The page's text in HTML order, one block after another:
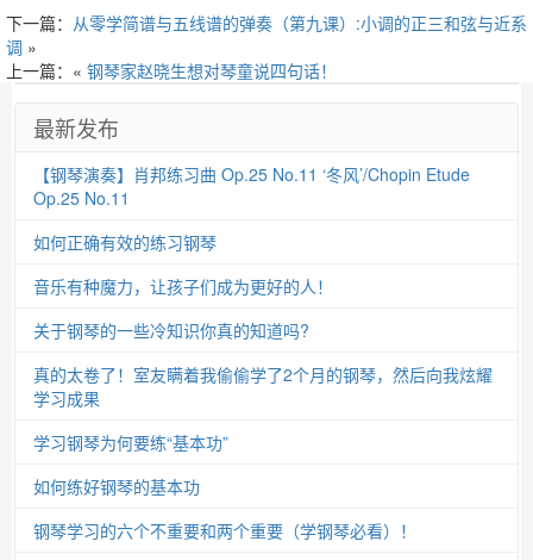
下一篇： 从零学简谱与五线谱的弹奏（第九课）:小调的正三和弦与近系
调 »
上一篇：« 钢琴家赵晓生想对琴童说四句话！
最新发布
【钢琴演奏】肖邦练习曲 Op.25 No.11 ‘冬风’/Chopin Etude
Op.25 No.11
如何正确有效的练习钢琴
音乐有种魔力，让孩子们成为更好的人！
关于钢琴的一些冷知识你真的知道吗?
真的太卷了！室友瞒着我偷偷学了2个月的钢琴，然后向我炫耀
学习成果
学习钢琴为何要练“基本功”
如何练好钢琴的基本功
钢琴学习的六个不重要和两个重要（学钢琴必看）！